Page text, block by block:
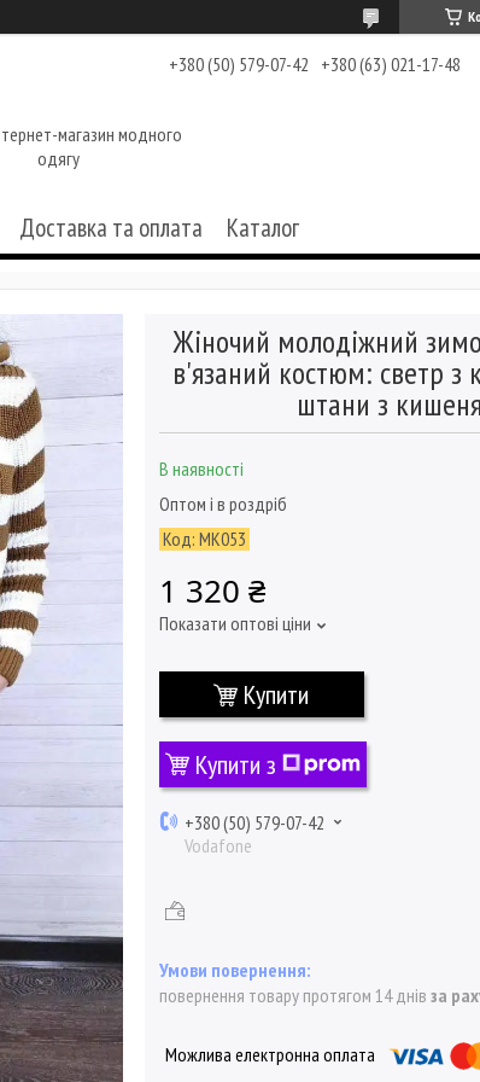
+380 (50) 579-07-42 +380 (63) 021-17-48
магазин модного
одягу
Доставка та оплата Каталог
Жіночий молодіжний
в'язаний костюм: светр
штани з
В наявності
Оптом і в роздріб
Код: МК053
1 320 ₴
Показати оптові ціни
Купити
Купити з
+380 (50) 579-07-42
Vodafone
повернення товару протягом 14 днів за